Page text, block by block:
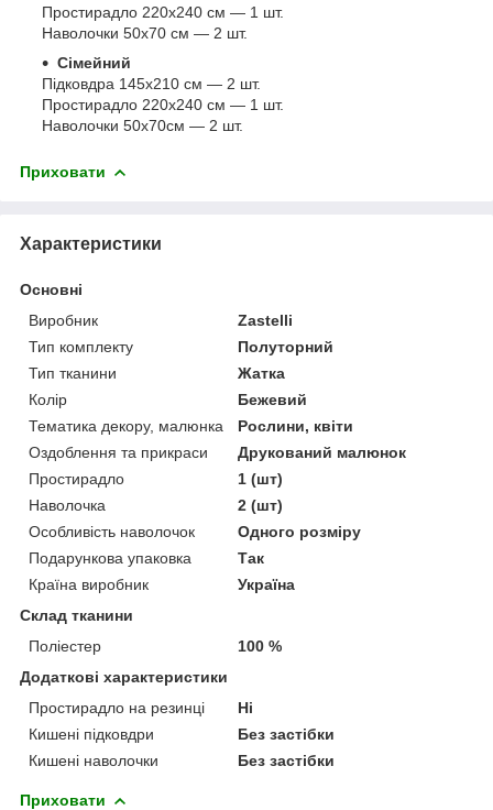
Простирадло 220х240 см — 1 шт.
Наволочки 50х70 см — 2 шт.
Сімейний
Підковдра 145х210 см — 2 шт.
Простирадло 220х240 см — 1 шт.
Наволочки 50х70см — 2 шт.
Приховати
Характеристики
Основні
Виробник
Zastelli
Тип комплекту
Полуторний
Тип тканини
Жатка
Колір
Бежевий
Тематика декору, малюнка
Рослини, квіти
Оздоблення та прикраси
Друкований малюнок
Простирадло
1 (шт)
Наволочка
2 (шт)
Особливість наволочок
Одного розміру
Подарункова упаковка
Так
Країна виробник
Україна
Склад тканини
Поліестер
100 %
Додаткові характеристики
Простирадло на резинці
Ні
Кишені підковдри
Без застібки
Кишені наволочки
Без застібки
Приховати